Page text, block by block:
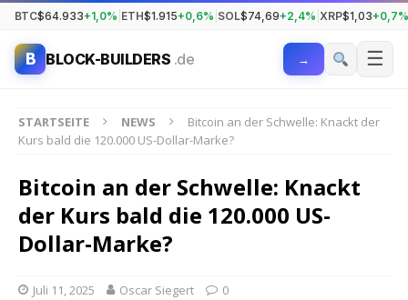
BTC$64.933+1,0% ETH$1.915+0,6% SOL$74,69+2,4% XRP$1,03+0,7%
B BLOCK-BUILDERS .de → ☰
STARTSEITE NEWS
Bitcoin an der Schwelle: Knackt der
Kurs bald die 120.000 US-Dollar-Marke?
Bitcoin an der Schwelle: Knackt
der Kurs bald die 120.000 US-
Dollar-Marke?
Juli 11, 2025 Oscar Siegert 0